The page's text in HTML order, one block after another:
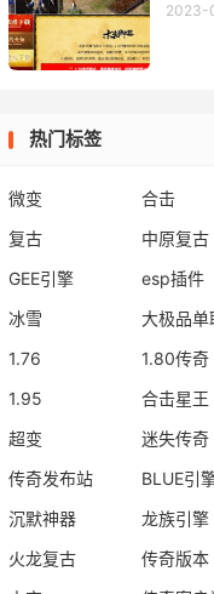
2023-
热门标签
微变 合击
复古
中原复古
GEE引擎
esp插件
冰雪
大极品单
1.76
1.80传奇
1.95
合击星王
超变
迷失传奇
传奇发布站
BLUE引
沉默神器
龙族引擎
火龙复古
传奇版本